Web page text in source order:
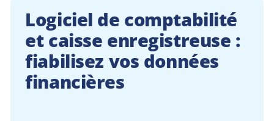
Logiciel de comptabilité
et caisse enregistreuse :
fiabilisez vos données
financières